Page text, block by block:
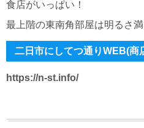
食店がいっぱい！
最上階の東南角部屋は明るさ
二日市にしてつ通りWEB(商
https://n-st.info/